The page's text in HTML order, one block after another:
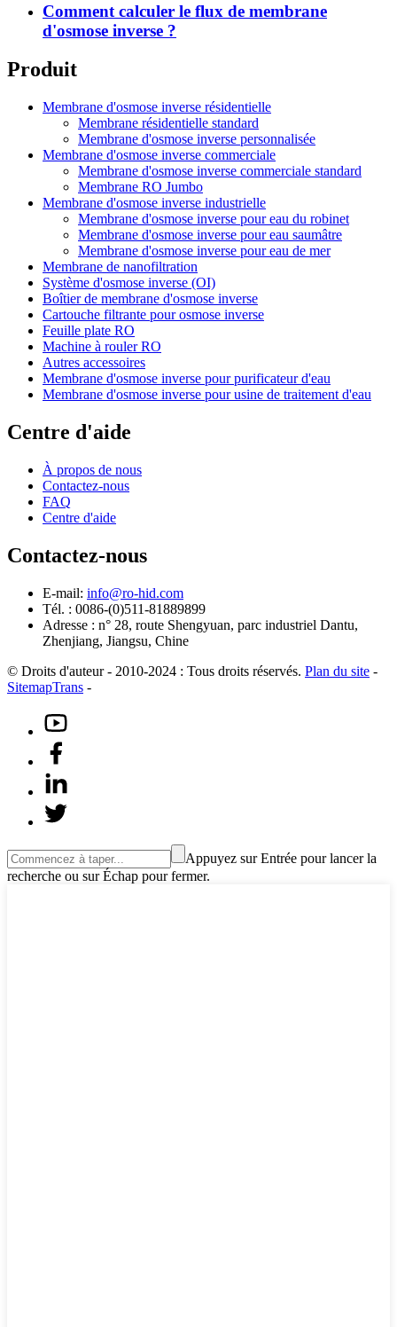
Comment calculer le flux de membrane
d'osmose inverse ?
Produit
Membrane d'osmose inverse résidentielle
Membrane résidentielle standard
Membrane d'osmose inverse personnalisée
Membrane d'osmose inverse commerciale
Membrane d'osmose inverse commerciale standard
Membrane RO Jumbo
Membrane d'osmose inverse industrielle
Membrane d'osmose inverse pour eau du robinet
Membrane d'osmose inverse pour eau saumâtre
Membrane d'osmose inverse pour eau de mer
Membrane de nanofiltration
Système d'osmose inverse (OI)
Boîtier de membrane d'osmose inverse
Cartouche filtrante pour osmose inverse
Feuille plate RO
Machine à rouler RO
Autres accessoires
Membrane d'osmose inverse pour purificateur d'eau
Membrane d'osmose inverse pour usine de traitement d'eau
Centre d'aide
À propos de nous
Contactez-nous
FAQ
Centre d'aide
Contactez-nous
E-mail: info@ro-hid.com
Tél. : 0086-(0)511-81889899
Adresse : n° 28, route Shengyuan, parc industriel Dantu,
Zhenjiang, Jiangsu, Chine
© Droits d'auteur - 2010-2024 : Tous droits réservés. Plan du site -
SitemapTrans -
Appuyez sur Entrée pour lancer la
recherche ou sur Échap pour fermer.